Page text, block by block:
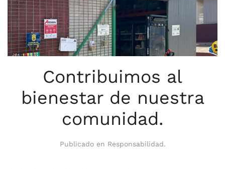
Contribuimos al
bienestar de nuestra
comunidad.
Publicado en Responsabilidad.